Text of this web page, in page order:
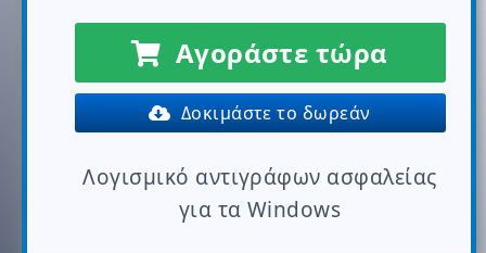
Αγοράστε τώρα
Δοκιμάστε το δωρεάν
Λογισμικό αντιγράφων ασφαλείας
για τα Windows